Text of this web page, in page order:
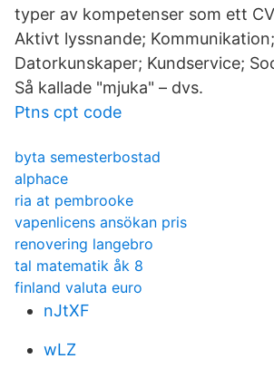
typer av kompetenser som ett
Aktivt lyssnande; Kommunikation;
Datorkunskaper; Kundservice;
Så kallade "mjuka" – dvs.
Ptns cpt code
byta semesterbostad
alphace
ria at pembrooke
vapenlicens ansökan pris
renovering langebro
tal matematik åk 8
finland valuta euro
nJtXF
wLZ